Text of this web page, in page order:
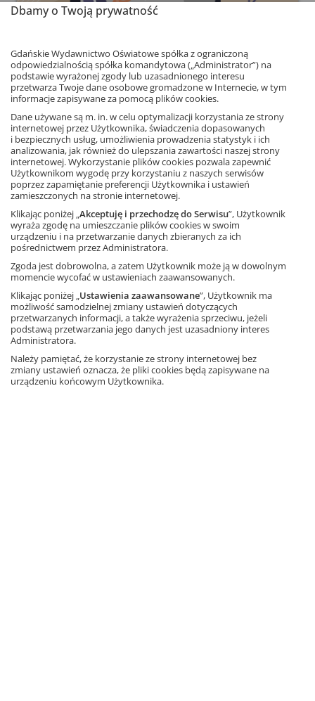
Historia
Przyroda
Dbamy o Twoją prywatność
Gdańskie Wydawnictwo Oświatowe spółka z ograniczoną
odpowiedzialnością spółka komandytowa („Administrator”) na
podstawie wyrażonej zgody lub uzasadnionego interesu
przetwarza Twoje dane osobowe gromadzone w Internecie, w tym
informacje zapisywane za pomocą plików cookies.
Dane używane są m. in. w celu optymalizacji korzystania ze strony
internetowej przez Użytkownika, świadczenia dopasowanych
i bezpiecznych usług, umożliwienia prowadzenia statystyk i ich
analizowania, jak również do ulepszania zawartości naszej strony
internetowej. Wykorzystanie plików cookies pozwala zapewnić
Użytkownikom wygodę przy korzystaniu z naszych serwisów
poprzez zapamiętanie preferencji Użytkownika i ustawień
zamieszczonych na stronie internetowej.
Klikając poniżej „Akceptuję i przechodzę do Serwisu”, Użytkownik
wyraża zgodę na umieszczanie plików cookies w swoim
urządzeniu i na przetwarzanie danych zbieranych za ich
pośrednictwem przez Administratora.
Zgoda jest dobrowolna, a zatem Użytkownik może ją w dowolnym
momencie wycofać w ustawieniach zaawansowanych.
Klikając poniżej „Ustawienia zaawansowane”, Użytkownik ma
możliwość samodzielnej zmiany ustawień dotyczących
przetwarzanych informacji, a także wyrażenia sprzeciwu, jeżeli
podstawą przetwarzania jego danych jest uzasadniony interes
Administratora.
Należy pamiętać, że korzystanie ze strony internetowej bez
zmiany ustawień oznacza, że pliki cookies będą zapisywane na
urządzeniu końcowym Użytkownika.